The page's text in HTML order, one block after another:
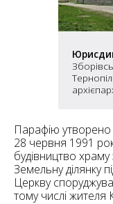
Парафію утворено
28 червня 1991
будівництво
Земельну ділянку
Церкву
тому числі жителя
22
11
6
7